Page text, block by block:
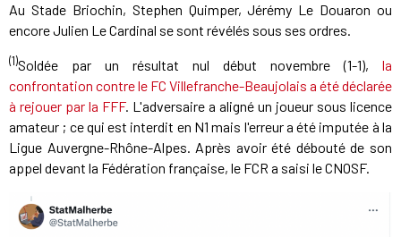
Au Stade Briochin, Stephen Quimper, Jérémy Le Douaron ou
encore Julien Le Cardinal se sont révélés sous ses ordres.
(1)Soldée par un résultat nul début novembre (1-1), la
confrontation contre le FC Villefranche-Beaujolais a été déclarée
à rejouer par la FFF. L'adversaire a aligné un joueur sous licence
amateur ; ce qui est interdit en N1 mais l'erreur a été imputée à la
Ligue Auvergne-Rhône-Alpes. Après avoir été débouté de son
appel devant la Fédération française, le FCR a saisi le CNOSF.